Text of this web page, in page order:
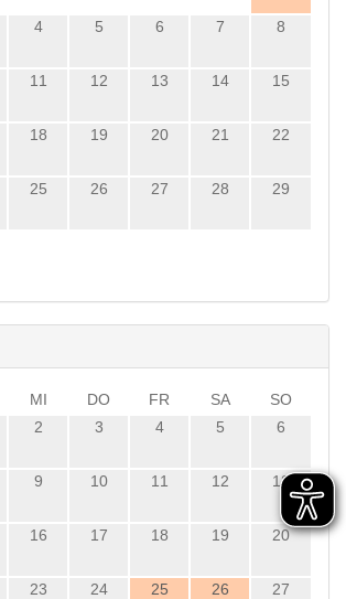
4 5 6 7 8
11 12 13 14 15
18 19 20 21 22
25 26 27 28 29
MI DO FR SA
SO
2 3 4 5 6
9 10 11 12 13
16 17 18 19 20
23 24 25 26 27